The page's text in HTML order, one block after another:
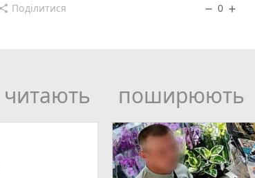
share Поділитися remove 0 add
читають поширюють